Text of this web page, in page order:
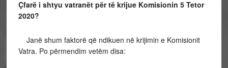
Çfarë i shtyu vatranët për të krijue Komisionin 5 Tetor
2020?
Janë shum faktorë që ndikuen në krijimin e Komisionit
Vatra. Po përmendim vetëm disa: